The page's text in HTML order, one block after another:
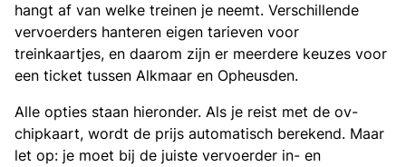
hangt af van welke treinen je neemt. Verschillende
vervoerders hanteren eigen tarieven voor
treinkaartjes, en daarom zijn er meerdere keuzes voor
een ticket tussen Alkmaar en Opheusden.
Alle opties staan hieronder. Als je reist met de ov-
chipkaart, wordt de prijs automatisch berekend. Maar
let op: je moet bij de juiste vervoerder in- en